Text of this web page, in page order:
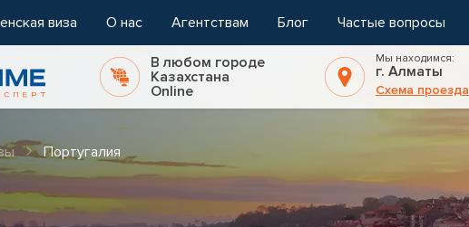
виза О нас Агентствам Блог Частые вопросы
В любом городе
Казахстана
Online
Мы находимся:
г. Алматы
Схема проезда
Португалия